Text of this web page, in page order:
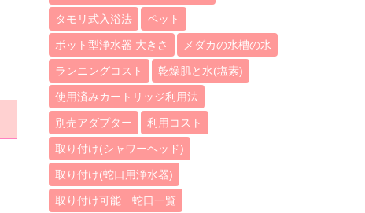
タモリ式入浴法 ペット
ポット型浄水器 大きさ メダカの水槽の水
ランニングコスト 乾燥肌と水(塩素)
使用済みカートリッジ利用法
別売アダプター 利用コスト
取り付け(シャワーヘッド)
取り付け(蛇口用浄水器)
取り付け可能 蛇口一覧